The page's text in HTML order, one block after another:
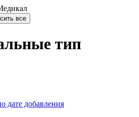
тип
дате добавления